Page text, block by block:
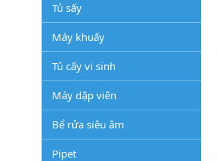
Tủ sấy
Máy khuấy
Tủ cấy vi sinh
Máy dập viên
Bể rửa siêu âm
Pipet